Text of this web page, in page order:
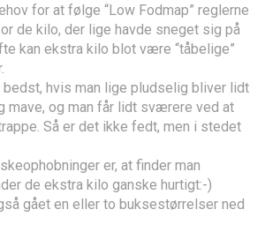
for at følge “Low Fodmap” reglerne
de kilo, der lige havde sneget sig på
kan ekstra kilo blot være “tåbelige”
bedst, hvis man lige pludselig bliver lidt
mave, og man får lidt sværere ved at
Så er det ikke fedt, men i stedet
er, at finder man
de ekstra kilo ganske hurtigt:-)
gået en eller to buksestørrelser ned